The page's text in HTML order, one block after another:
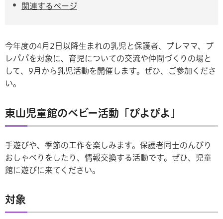
関連するページ
今年度の4月2日以降生まれの乳児と保護者、プレママ、プ
レパパを対象に、育児についての交流や仲間づくりの場と
して、9月から乳児活動を開催します。ぜひ、ご参加くださ
い。
東山児童館のベビー活動「ぴよぴよ」
手遊びや、季節の工作を楽しみます。保護者同士のんびり
おしゃべりをしたり、情報交換する活動です。ぜひ、児童
館に遊びに来てください。
対象